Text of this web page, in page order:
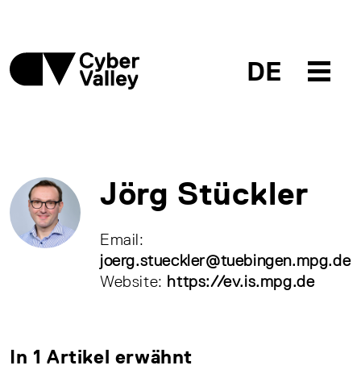
DE
Jörg Stückler
Email:
joerg.stueckler@tuebingen.mpg.de
Website: https://ev.is.mpg.de
In 1 Artikel erwähnt